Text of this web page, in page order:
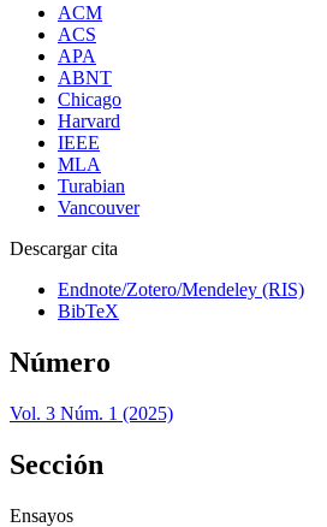
ACM
ACS
APA
ABNT
Chicago
Harvard
IEEE
MLA
Turabian
Vancouver
Descargar cita
Endnote/Zotero/Mendeley (RIS)
BibTeX
Número
Vol. 3 Núm. 1 (2025)
Sección
Ensayos